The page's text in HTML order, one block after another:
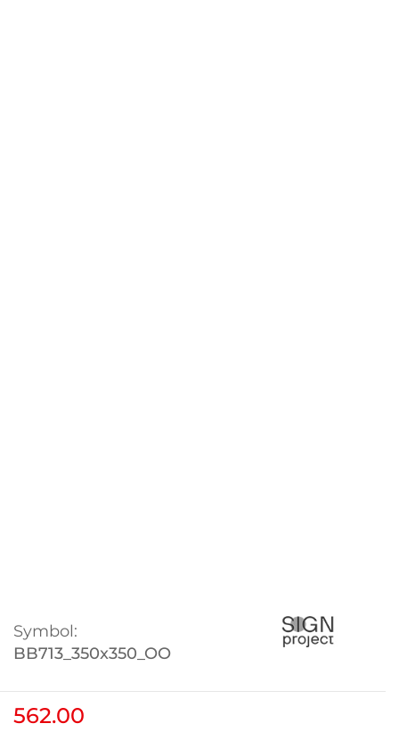
Symbol:
BB713_350x350_OO
562.00